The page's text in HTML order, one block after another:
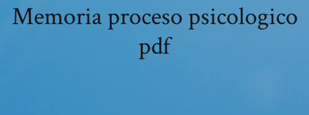
Memoria proceso psicologico
pdf